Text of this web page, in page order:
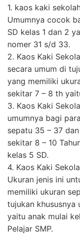
1. kaos kaki
Umumnya cocok
SD kelas 1 dan 2
nomer 31 s/d 33.
2. Kaos Kaki
secara umum di
yang memiliki
sekitar 7 – 8 th
3. Kaos Kaki
umumnya bagi
sepatu 35 – 37
sekitar 8 – 10
kelas 5 SD.
4. Kaos Kaki
Ukuran jenis ini
memiliki ukuran
tujukan khususnya
yaitu anak mulai
Pelajar SMP.